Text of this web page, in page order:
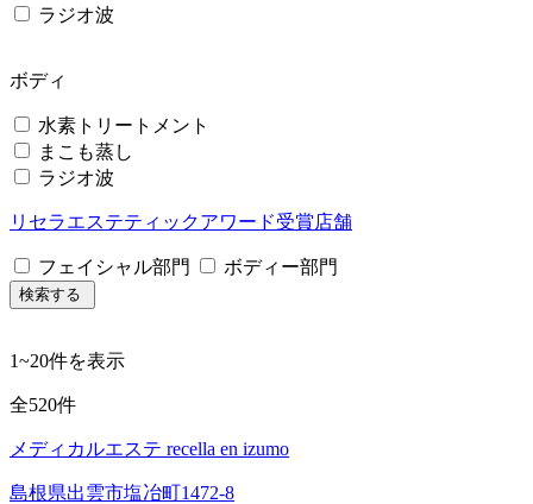
ラジオ波
ボディ
水素トリートメント
まこも蒸し
ラジオ波
リセラエステティックアワード受賞店舗
フェイシャル部門 ボディー部門
検索する
1~20件を表示
全520件
メディカルエステ recella en izumo
島根県出雲市塩冶町1472-8